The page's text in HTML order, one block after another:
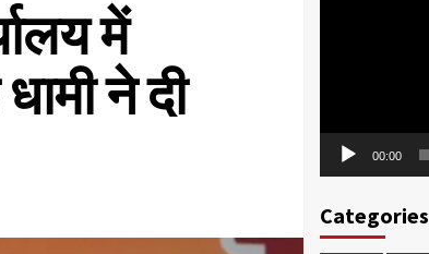
में
ने दी
00:00
Categories